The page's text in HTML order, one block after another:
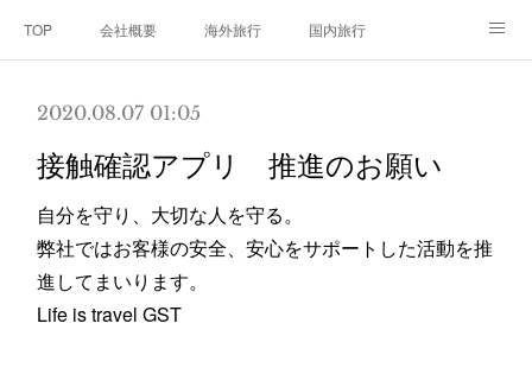
TOP 会社概要 海外旅行 国内旅行
2020.08.07 01:05
接触確認アプリ 推進のお願い
自分を守り、大切な人を守る。
弊社ではお客様の安全、安心をサポートした活動を推
進してまいります。
Life is travel GST